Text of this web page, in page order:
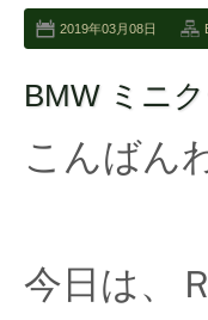
2019年03月08日
BMW ミニ
こんばん
今日は、